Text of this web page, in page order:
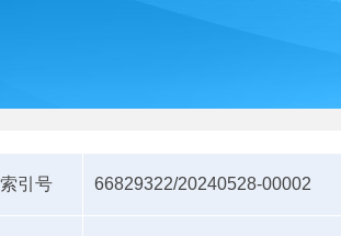
索引号 66829322/20240528-00002